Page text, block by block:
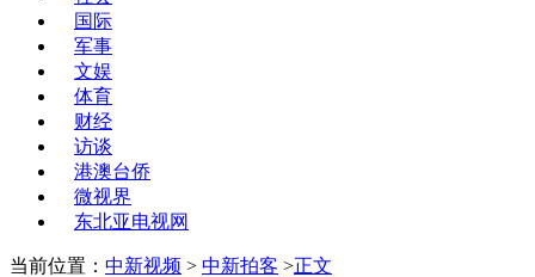
国际
军事
文娱
体育
财经
访谈
港澳台侨
微视界
东北亚电视网
当前位置： 中新视频 > 中新拍客 >正文